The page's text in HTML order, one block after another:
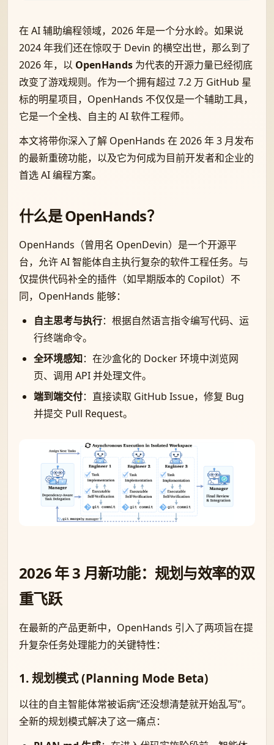
在 AI 辅助编程领域，2026 年是一个分水岭。如果说
2024 年我们还在惊叹于 Devin 的横空出世，那么到了
2026 年，以 OpenHands 为代表的开源力量已经彻底
改变了游戏规则。作为一个拥有超过 7.2 万 GitHub 星
标的明星项目，OpenHands 不仅仅是一个辅助工具，
它是一个全栈、自主的 AI 软件工程师。
本文将带你深入了解 OpenHands 在 2026 年 3 月发布
的最新重磅功能，以及它为何成为目前开发者和企业的
首选 AI 编程方案。
什么是 OpenHands？
OpenHands（曾用名 OpenDevin）是一个开源平
台，允许 AI 智能体自主执行复杂的软件工程任务。与
仅提供代码补全的插件（如早期版本的 Copilot）不
同，OpenHands 能够：
自主思考与执行：根据自然语言指令编写代码、运
行终端命令。
全环境感知：在沙盒化的 Docker 环境中浏览网
页、调用 API 并处理文件。
端到端交付：直接读取 GitHub Issue，修复 Bug
并提交 Pull Request。
2026 年 3 月新功能：规划与效率的双
重飞跃
在最新的产品更新中，OpenHands 引入了两项旨在提
升复杂任务处理能力的关键特性：
1. 规划模式 (Planning Mode Beta)
以往的自主智能体常被诟病“还没想清楚就开始乱写”。
全新的规划模式解决了这一痛点：